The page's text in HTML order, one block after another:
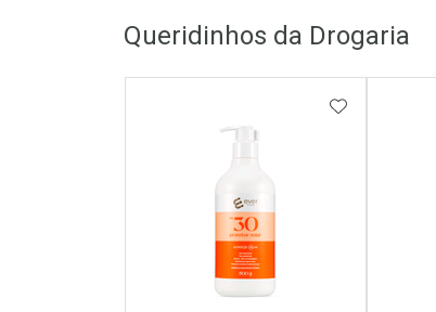
Queridinhos da Drogaria